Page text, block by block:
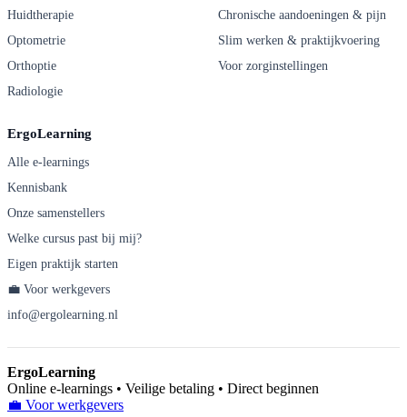
Huidtherapie
Optometrie
Orthoptie
Radiologie
Chronische aandoeningen & pijn
Slim werken & praktijkvoering
Voor zorginstellingen
ErgoLearning
Alle e-learnings
Kennisbank
Onze samenstellers
Welke cursus past bij mij?
Eigen praktijk starten
💼 Voor werkgevers
info@ergolearning.nl
ErgoLearning
Online e-learnings • Veilige betaling • Direct beginnen
💼 Voor werkgevers